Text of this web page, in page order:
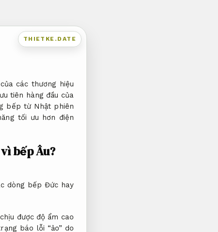
THIETKE.DATE
các thương hiệu
tiên hàng đầu của
bếp từ Nhật phiên
tối ưu hơn điện
bếp Âu?
dòng bếp Đức hay
được độ ẩm cao
báo lỗi “ảo” do